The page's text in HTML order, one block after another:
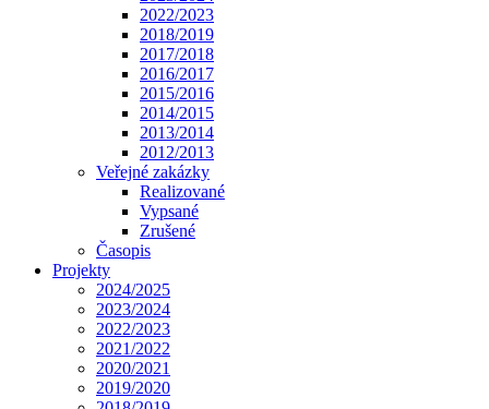
2022/2023
2018/2019
2017/2018
2016/2017
2015/2016
2014/2015
2013/2014
2012/2013
Veřejné zakázky
Realizované
Vypsané
Zrušené
Časopis
Projekty
2024/2025
2023/2024
2022/2023
2021/2022
2020/2021
2019/2020